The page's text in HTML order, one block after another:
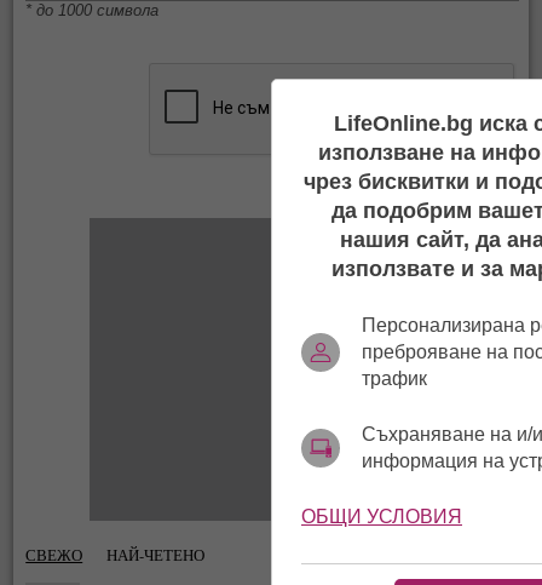
* до 1000 символа
СВЕЖО НАЙ-ЧЕТЕНО
LifeOnline.bg иска
използване на
чрез бисквитки и
да подобрим
нашия сайт, да
използвате и за
Персонализирана
преброяване на
трафик
Съхраняване на и/
информация на
ОБЩИ УСЛОВИЯ